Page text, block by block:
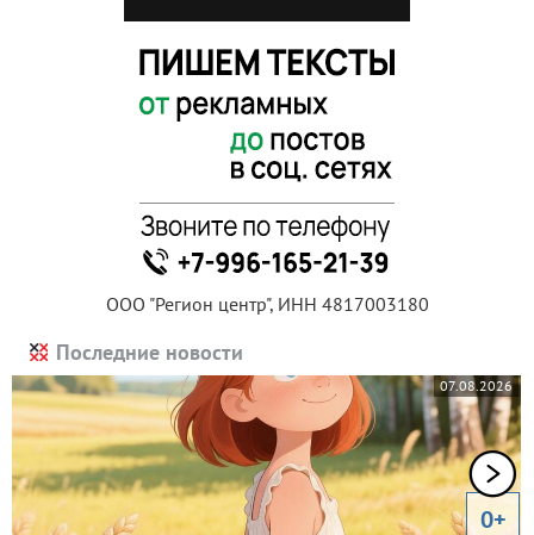
ООО "Регион центр", ИНН 4817003180
Последние новости
07.08.2026
0+